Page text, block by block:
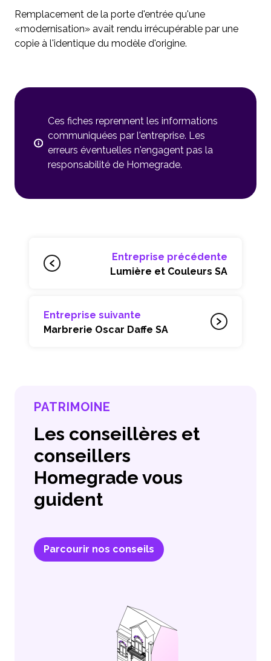
Remplacement de la porte d'entrée qu'une
«modernisation» avait rendu irrécupérable par une
copie à l'identique du modèle d'origine.
Ces fiches reprennent les informations
communiquées par l'entreprise. Les
erreurs éventuelles n'engagent pas la
responsabilité de Homegrade.
Entreprise précédente
Lumière et Couleurs SA
Entreprise suivante
Marbrerie Oscar Daffe SA
PATRIMOINE
Les conseillères et
conseillers
Homegrade vous
guident
Parcourir nos conseils